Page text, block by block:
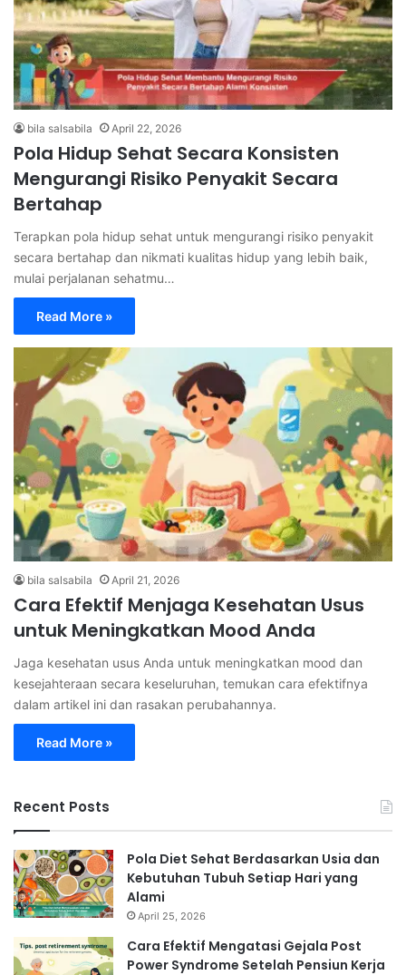
bila salsabila April 22, 2026
Pola Hidup Sehat Secara Konsisten
Mengurangi Risiko Penyakit Secara
Bertahap
Terapkan pola hidup sehat untuk mengurangi risiko penyakit
secara bertahap dan nikmati kualitas hidup yang lebih baik,
mulai perjalanan sehatmu…
Read More »
bila salsabila April 21, 2026
Cara Efektif Menjaga Kesehatan Usus
untuk Meningkatkan Mood Anda
Jaga kesehatan usus Anda untuk meningkatkan mood dan
kesejahteraan secara keseluruhan, temukan cara efektifnya
dalam artikel ini dan rasakan perubahannya.
Read More »
Recent Posts
Pola Diet Sehat Berdasarkan Usia dan
Kebutuhan Tubuh Setiap Hari yang
Alami
April 25, 2026
Cara Efektif Mengatasi Gejala Post
Power Syndrome Setelah Pensiun Kerja